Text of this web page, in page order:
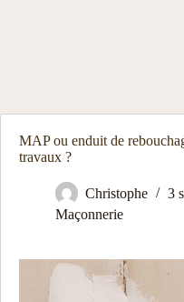
MAP ou enduit de
travaux ?
Christophe
3
Maçonnerie